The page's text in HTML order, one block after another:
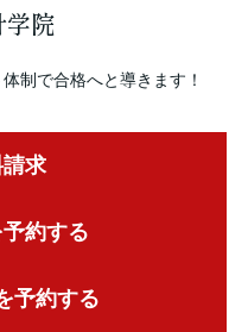
学院
制で合格へと導きます！
求
約する
予約する